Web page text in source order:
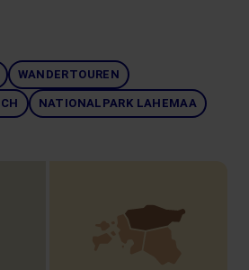
WANDERTOUREN
NATIONALPARK LAHEMAA